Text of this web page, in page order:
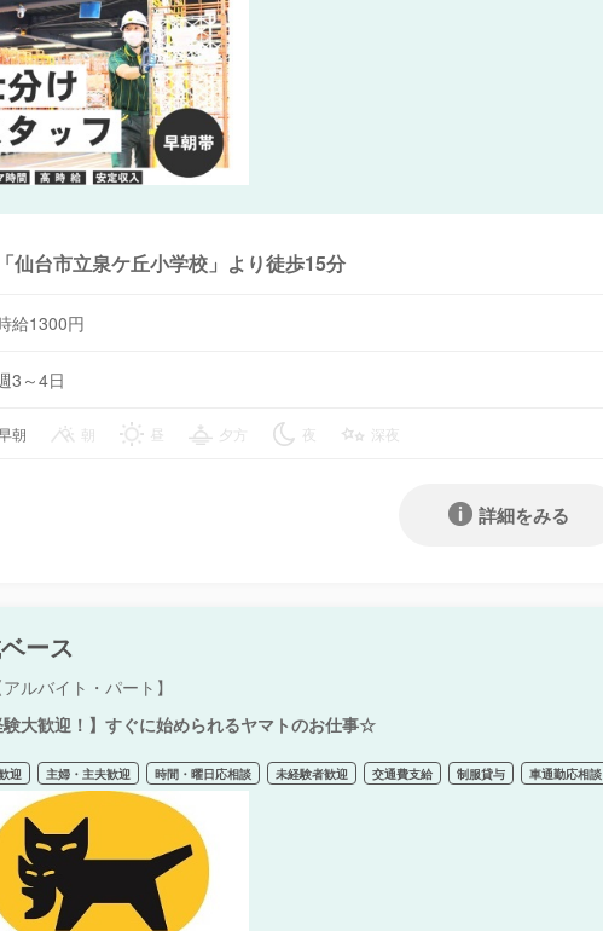
仙台市立泉ケ丘小学校」より徒歩15分
給1300円
3～4日
朝 朝 昼 夕方 夜 深夜
詳細をみる
ース
ルバイト・パート】
大歓迎！】すぐに始められるヤマトのお仕事☆
迎 主婦・主夫歓迎 時間・曜日応相談 未経験者歓迎 交通費支給 制服貸与 車通勤応相談